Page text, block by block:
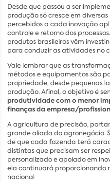
Desde que passou a ser
produção só cresce em diversas
percebidos a cada inovação
controle e retorno dos
produtos brasileiros vêm
para conduzir as atividades no
Vale lembrar que as
métodos e equipamentos são
propriedade, desde pequenas
produção. Afinal, o objetivo é
produtividade com o menor
finanças da empresa/
A agricultura de precisão,
grande aliada do agronegócio.
de que cada fazenda terá
distintas que precisam ser
personalizado e apoiado em
ela continuará proporcionando
nacional